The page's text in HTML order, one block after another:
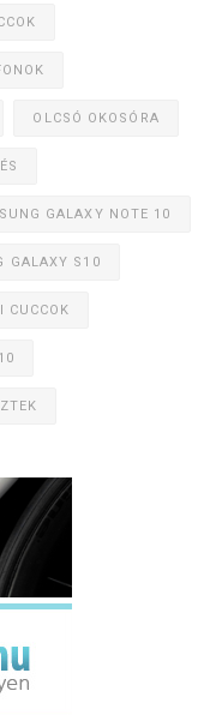
OLCSÓ OKOSÓRA
GALAXY NOTE 10
GALAXY S10
CUCCOK